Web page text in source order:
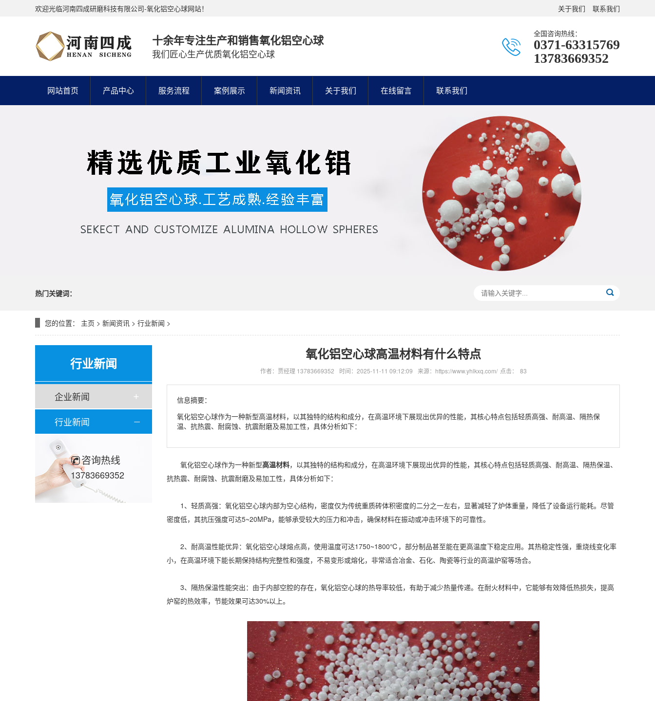
关于我们 联系我们
欢迎光临河南四成研磨科技有限公司-氧化铝空心球网站！
十余年专注生产和销售氧化铝空心球
我们匠心生产优质氧化铝空心球
全国咨询热线：
0371-63315769
13783669352
网站首页 产品中心 服务流程 案例展示 新闻资讯 关于我们 在线留言 联系我们
热门关键词：
您的位置： 主页 > 新闻资讯 > 行业新闻 >
行业新闻
企业新闻
行业新闻
咨询热线
13783669352
氧化铝空心球高温材料有什么特点
作者：贾经理 13783669352 时间：2025-11-11 09:12:09 来源：https://www.yhlkxq.com/ 点击： 83
信息摘要：
氧化铝空心球作为一种新型高温材料，以其独特的结构和成分，在高温环境下展现出优异的性能，其核心特点包括轻质高强、耐高温、隔热保
温、抗热震、耐腐蚀、抗震耐磨及易加工性，具体分析如下：
氧化铝空心球作为一种新型高温材料，以其独特的结构和成分，在高温环境下展现出优异的性能，其核心特点包括轻质高强、耐高温、隔热保温、
抗热震、耐腐蚀、抗震耐磨及易加工性，具体分析如下：
1、轻质高强：氧化铝空心球内部为空心结构，密度仅为传统重质砖体积密度的二分之一左右，显著减轻了炉体重量，降低了设备运行能耗。尽管
密度低，其抗压强度可达5~20MPa，能够承受较大的压力和冲击，确保材料在振动或冲击环境下的可靠性。
2、耐高温性能优异：氧化铝空心球熔点高，使用温度可达1750~1800℃，部分制品甚至能在更高温度下稳定应用。其热稳定性强，重烧线变化率
小，在高温环境下能长期保持结构完整性和强度，不易变形或熔化，非常适合冶金、石化、陶瓷等行业的高温炉窑等场合。
3、隔热保温性能突出：由于内部空腔的存在，氧化铝空心球的热导率较低，有助于减少热量传递。在耐火材料中，它能够有效降低热损失，提高
炉窑的热效率，节能效果可达30%以上。